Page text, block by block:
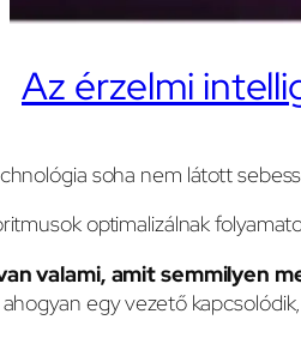
Az érzelmi
soha nem látott
optimalizálnak
valami, amit semmilyen
egy vezető